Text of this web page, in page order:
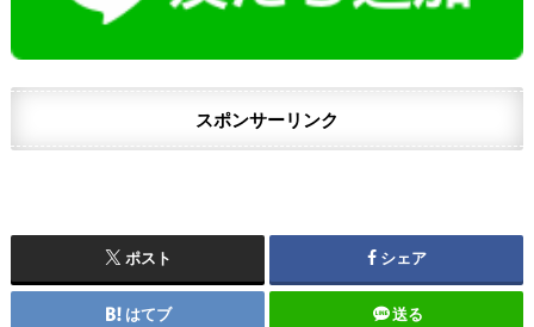
スポンサーリンク
ポスト シェア
はてブ 送る